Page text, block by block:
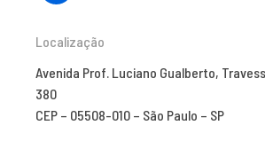
Localização
Avenida Prof. Luciano Gualberto,
380
CEP – 05508-010 – São Paulo – SP